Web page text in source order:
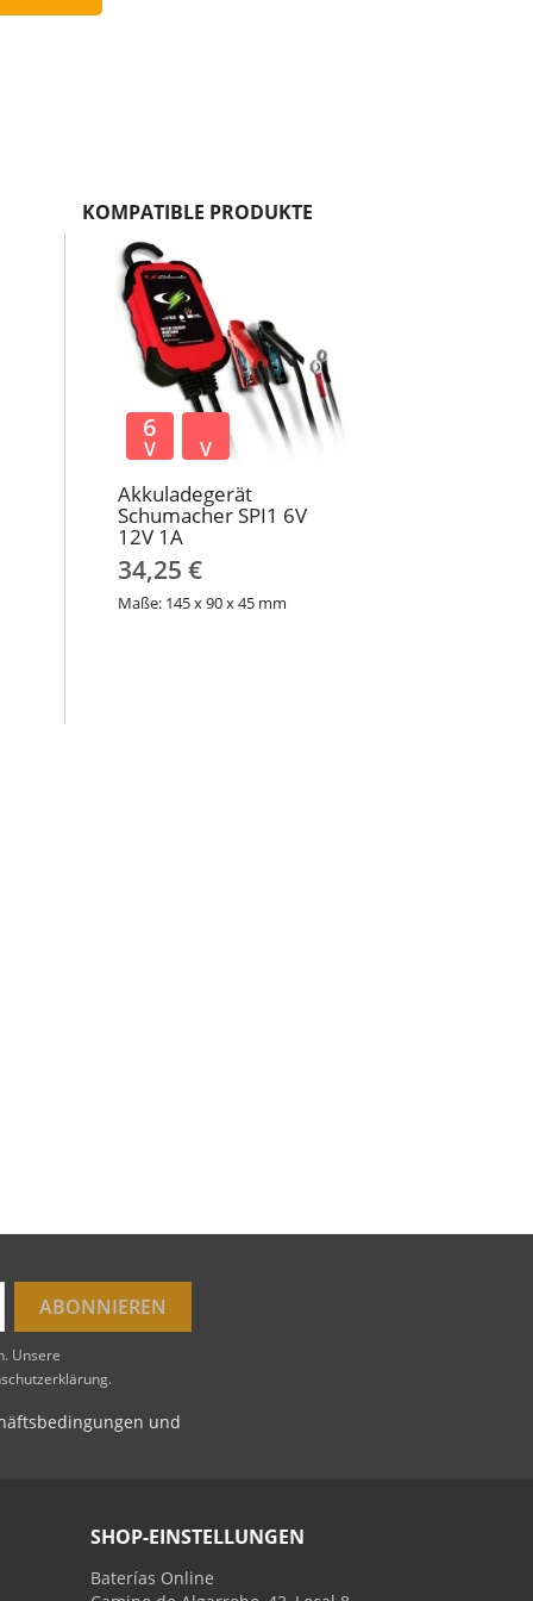
KOMPATIBLE PRODUKTE
Akkuladegerät
Schumacher SPI1 6V
12V 1A
34,25 €
Maße: 145 x 90 x 45 mm
6
V V
Unsere
und
SHOP-EINSTELLUNGEN
Baterías Online